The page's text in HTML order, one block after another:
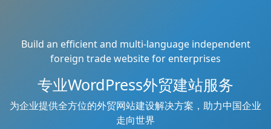
Build an efficient and multi-language independent
foreign trade website for enterprises
专业WordPress外贸建站服务
为企业提供全方位的外贸网站建设解决方案，助力中国企业
走向世界